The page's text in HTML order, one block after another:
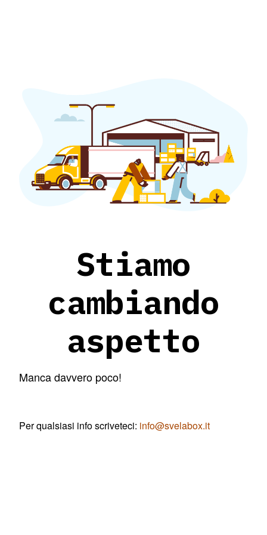
Stiamo
cambiando
aspetto
Manca davvero poco!
Per qualsiasi info scriveteci: info@svelabox.it